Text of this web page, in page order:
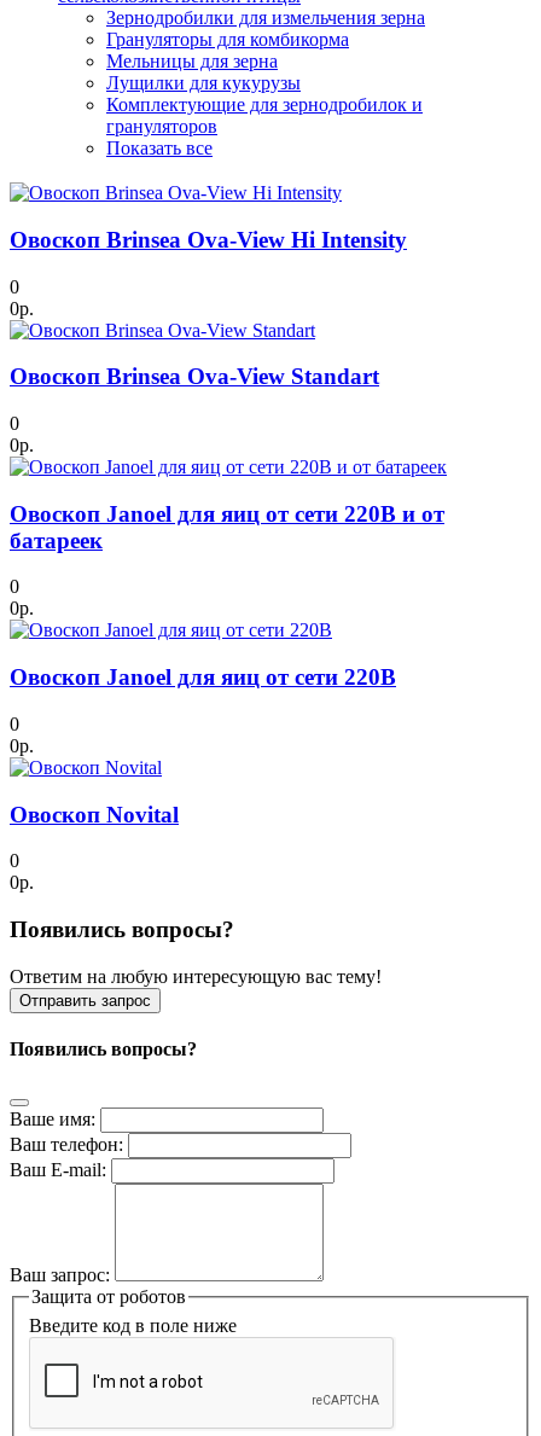
Зернодробилки для измельчения зерна
Грануляторы для комбикорма
Мельницы для зерна
Лущилки для кукурузы
Комплектующие для зернодробилок и
грануляторов
Показать все
Овоскоп Brinsea Ova-View Hi Intensity
0
0р.
Овоскоп Brinsea Ova-View Standart
0
0р.
Овоскоп Janoel для яиц от сети 220В и от
батареек
0
0р.
Овоскоп Janoel для яиц от сети 220В
0
0р.
Овоскоп Novital
0
0р.
Появились вопросы?
Ответим на любую интересующую вас тему!
Отправить запрос
Появились вопросы?
Ваше имя:
Ваш телефон:
Ваш E-mail:
Ваш запрос:
Защита от роботов
Введите код в поле ниже